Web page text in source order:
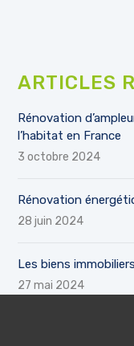
ARTICLES
Rénovation
l’habitat en France
3 octobre 2024
Rénovation
28 juin 2024
Les biens
27 mai 2024